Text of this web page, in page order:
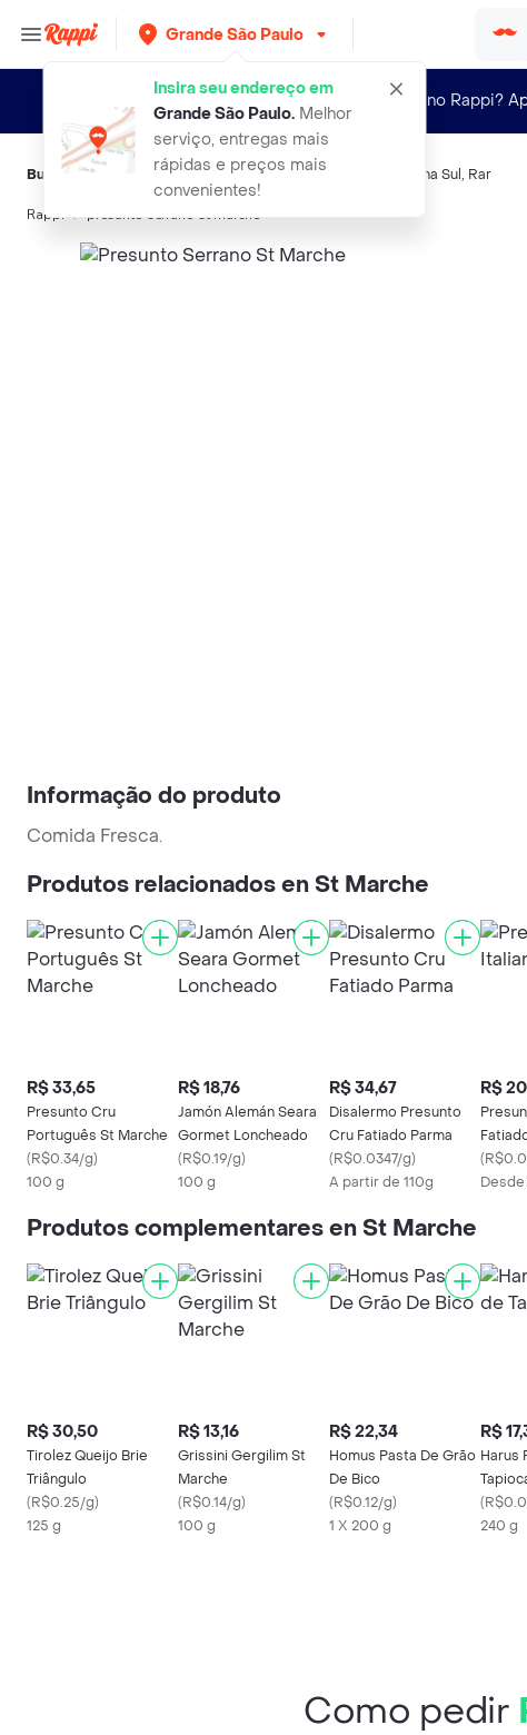
Grande São Paulo
Insira seu endereço em
Grande São Paulo.Melhor
serviço, entregas mais
rápidas e preços mais
convenientes!
Novo no Rappi?
Buscas relacionadas:Presuntos, Seara Gourmet Zona Sul, Rar
Rappi presunto serrano st marche
Informação do produto
Comida Fresca.
Produtos relacionados en St Marche
R$ 33,65
Presunto Cru
Português St Marche
(R$0.34/g)
100 g
R$ 18,76
Jamón Alemán Seara
Gormet Loncheado
(R$0.19/g)
100 g
R$ 34,67
Disalermo Presunto
Cru Fatiado Parma
(R$0.0347/g)
A partir de 110g
R$
(
Produtos complementares en St Marche
R$ 30,50
Tirolez Queijo Brie
Triângulo
(R$0.25/g)
125 g
R$ 13,16
Grissini Gergilim St
Marche
(R$0.14/g)
100 g
R$ 22,34
Homus Pasta De Grão
De Bico
(R$0.12/g)
1 X 200 g
R$
Harus
(
240 g
Como pedir